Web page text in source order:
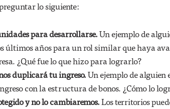
lo siguiente:
para desarrollarse.Un ejemplo de
últimos años para un rol similar que haya
¿Qué fue lo que hizo para lograrlo?
duplicará tu ingreso.Un ejemplo de alguien
con la estructura de bonos. ¿Cómo lo
y no lo cambiaremos.Los territorios